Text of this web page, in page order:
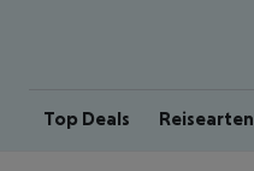
Top Deals Reisearten